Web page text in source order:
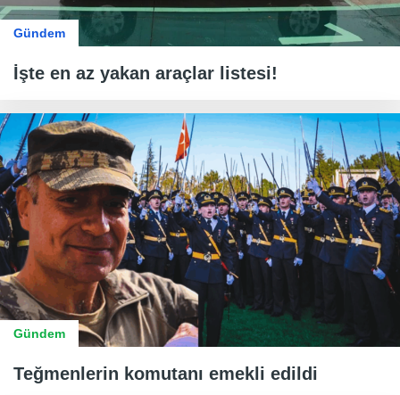
Gündem
İşte en az yakan araçlar listesi!
Gündem
Teğmenlerin komutanı emekli edildi